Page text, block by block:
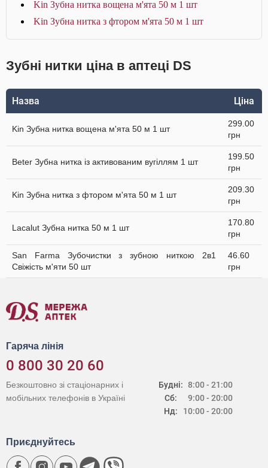
Kin Зубна нитка вощена м'ята 50 м 1 шт
Kin Зубна нитка з фтором м'ята 50 м 1 шт
Зубні нитки ціна в аптеці DS
Назва Ціна
Kin Зубна нитка вощена м'ята 50 м 1 шт
299.00
грн
Beter Зубна нитка із активованим вугіллям 1 шт
199.50
грн
Kin Зубна нитка з фтором м'ята 50 м 1 шт
209.30
грн
Lacalut Зубна нитка 50 м 1 шт
170.80
грн
San Farma Зубочистки з зубною ниткою 2в1
Свіжість м'яти 50 шт
46.60
грн
Гаряча лінія
0 800 30 20 60
Будні:
Сб:
Нд:
8:00 - 21:00
9:00 - 20:00
10:00 - 20:00
Безкоштовно зі стаціонарних і
мобільних телефонів в Україні
Приєднуйтесь